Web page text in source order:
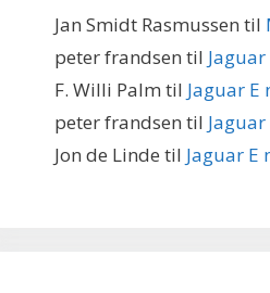
Jan Smidt Rasmussen til
peter frandsen til
F. Willi Palm til Jaguar E
peter frandsen til
Jon de Linde til Jaguar E